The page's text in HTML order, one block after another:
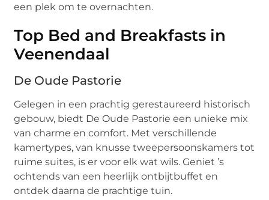
een plek om te overnachten.
Top Bed and Breakfasts in
Veenendaal
De Oude Pastorie
Gelegen in een prachtig gerestaureerd historisch
gebouw, biedt De Oude Pastorie een unieke mix
van charme en comfort. Met verschillende
kamertypes, van knusse tweepersoonskamers tot
ruime suites, is er voor elk wat wils. Geniet ’s
ochtends van een heerlijk ontbijtbuffet en
ontdek daarna de prachtige tuin.